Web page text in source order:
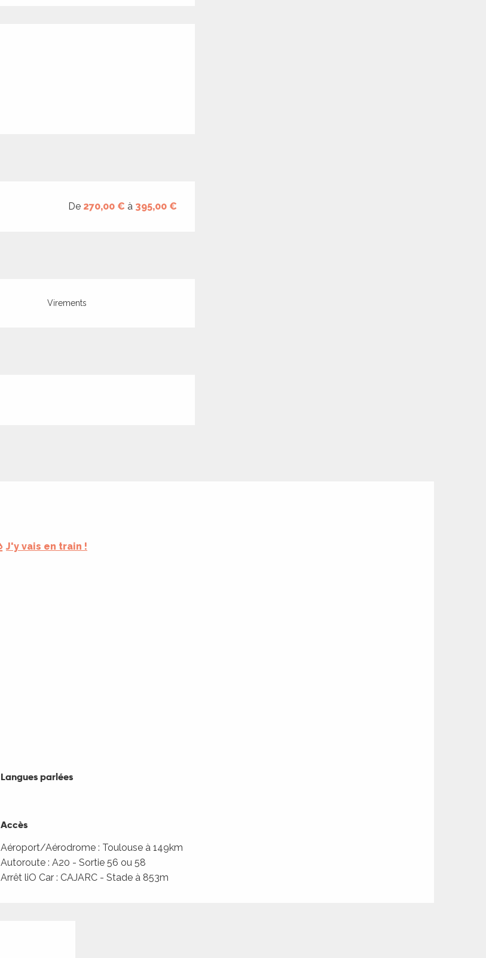
De 270,00 € à 395,00 €
Virements
J'y vais en train !
Langues parlées
Langues parlées
Accès
Accès
Aéroport/Aérodrome : Toulouse à 149km
Autoroute : A20 - Sortie 56 ou 58
Arrêt liO Car : CAJARC - Stade à 853m